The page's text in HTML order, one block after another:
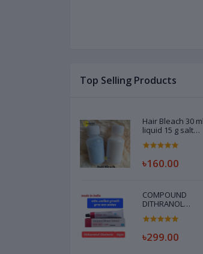
Top Selling Products
Hair Bleach 30 ml
liquid 15 g salt
02788603
৳160.00
COMPOUND
DITHRANOL
(DEROBIN) INDIAN
৳299.00